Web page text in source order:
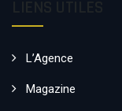
L’Agence
Magazine